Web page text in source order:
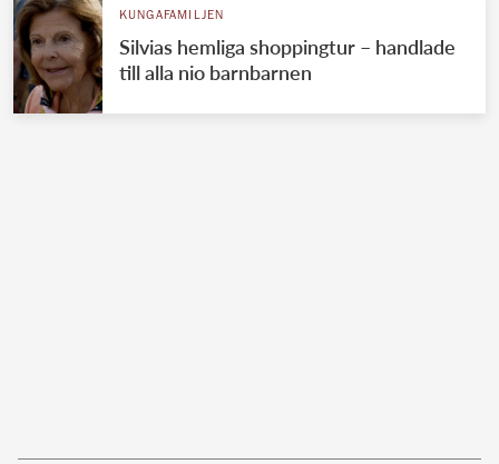
KUNGAFAMILJEN
Silvias hemliga shoppingtur – handlade
till alla nio barnbarnen